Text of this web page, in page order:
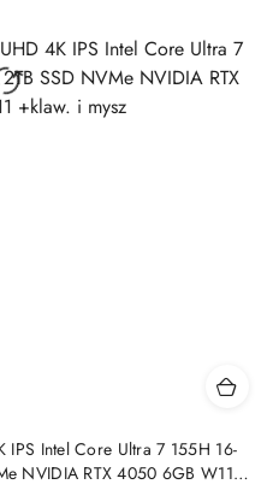
Intel Core Ultra 7 155H 16-
NVIDIA RTX 4050 6GB W11